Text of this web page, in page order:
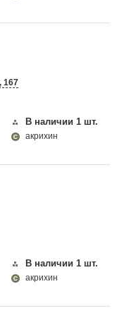
167
В наличии 1 шт.
акрихин
В наличии 1 шт.
акрихин